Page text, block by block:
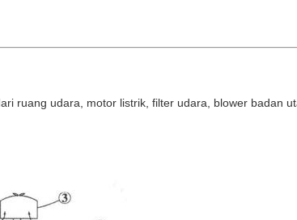
ruang udara, motor listrik, filter udara, blower badan